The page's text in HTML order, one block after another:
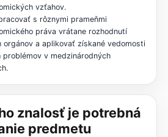
vzťahov.
s rôznymi prameňmi
práva vrátane rozhodnutí
orgánov a aplikovať získané vedomosti
v medzinárodných
znalosť je potrebná
predmetu